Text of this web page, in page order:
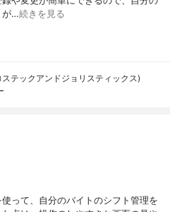
が…続きを見る
テックアンドジョリスティックス)
って、自分のバイトのシフト管理を